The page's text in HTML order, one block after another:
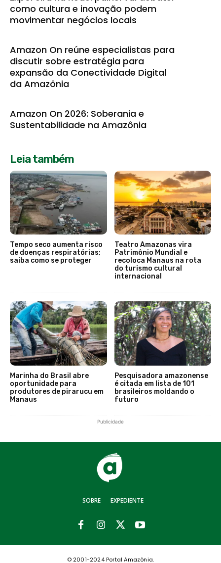
como cultura e inovação podem
movimentar negócios locais
Amazon On reúne especialistas para
discutir sobre estratégia para
expansão da Conectividade Digital
da Amazônia
Amazon On 2026: Soberania e
Sustentabilidade na Amazônia
Leia também
Tempo seco aumenta risco
de doenças respiratórias;
saiba como se proteger
Teatro Amazonas vira
Patrimônio Mundial e
recoloca Manaus na rota
do turismo cultural
internacional
Marinha do Brasil abre
oportunidade para
produtores de pirarucu em
Manaus
Pesquisadora amazonense
é citada em lista de 101
brasileiros moldando o
futuro
Publicidade
SOBRE EXPEDIENTE
© 2001-2024 Portal Amazônia.